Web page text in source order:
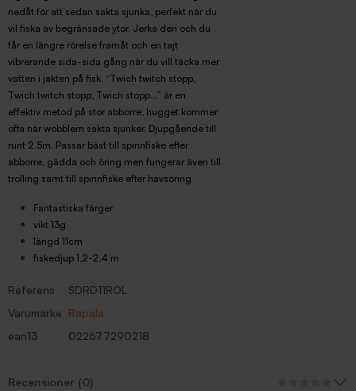
nedåt för att sedan sakta sjunka, perfekt när du
vil fiska av begränsade ytor. Jerka den och du
får en längre rörelse framåt och en tajt
vibrerande sida-sida gång när du vill täcka mer
vatten i jakten på fisk. “Twich twitch stopp,
Twich twitch stopp, Twich stopp...” är en
effektiv metod på stor abborre, hugget kommer
ofta när wobblern sakta sjunker. Djupgående till
runt 2.5m. Passar bäst till spinnfiske efter
abborre, gädda och öring men fungerar även till
trolling samt till spinnfiske efter havsöring
Fantastiska färger
vikt 13g
längd 11cm
fiskedjup 1,2-2,4 m
Referens
SDRD11ROL
Varumärke Rapala
ean13
022677290218
Recensioner (0)